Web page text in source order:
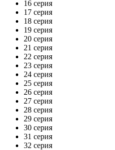
16 серия
17 серия
18 серия
19 серия
20 серия
21 серия
22 серия
23 серия
24 серия
25 серия
26 серия
27 серия
28 серия
29 серия
30 серия
31 серия
32 серия